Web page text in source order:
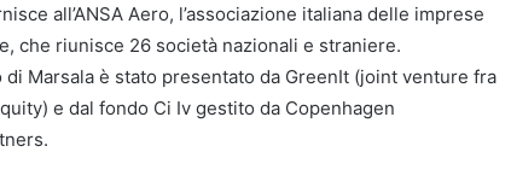
all’ANSA Aero, l’associazione italiana delle imprese
che riunisce 26 società nazionali e straniere.
Marsala è stato presentato da GreenIt (joint venture fra
e dal fondo Ci Iv gestito da Copenhagen